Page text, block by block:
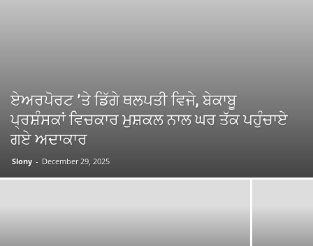
ਏਅਰਪੋਰਟ ’ਤੇ ਡਿੱਗੇ ਥਲਪਤੀ ਵਿਜੇ, ਬੇਕਾਬੂ
ਪ੍ਰਸ਼ੰਸਕਾਂ ਵਿਚਕਾਰ ਮੁਸ਼ਕਲ ਨਾਲ ਘਰ ਤੱਕ ਪਹੁੰਚਾਏ
ਗਏ ਅਦਾਕਾਰ
Slony - December 29, 2025